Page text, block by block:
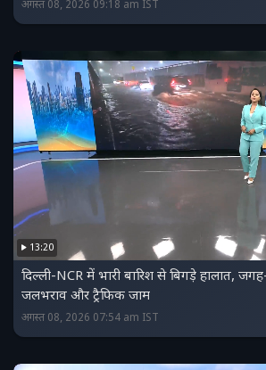
अगस्त 08, 2026 09:18 am IST
13:20
दिल्ली-NCR में भारी बारिश से बिगड़े हालात,
जलभराव और ट्रैफिक जाम
अगस्त 08, 2026 07:54 am IST